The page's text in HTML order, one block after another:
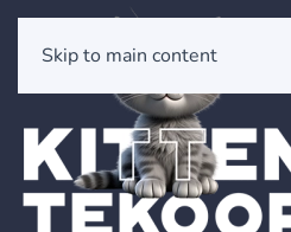
Skip to main content